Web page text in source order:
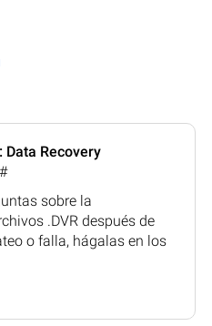
Recovery
#
sobre la
.DVR después de
o falla, hágalas en los